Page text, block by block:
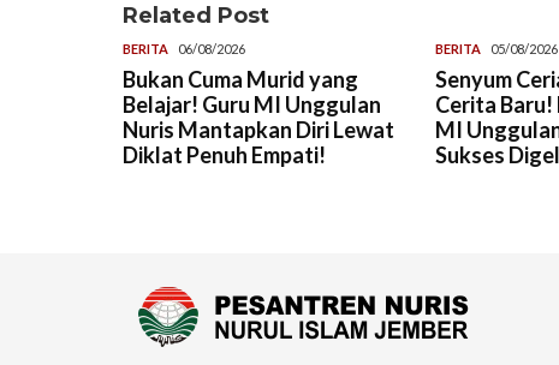
Related Post
BERITA 06/08/2026
Bukan Cuma Murid yang
Belajar! Guru MI Unggulan
Nuris Mantapkan Diri Lewat
Diklat Penuh Empati!
BERITA 05/08/2026
Senyum
Cerita
MI
Sukses